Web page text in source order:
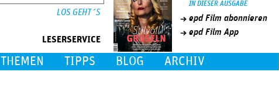
LESERSERVICE
IN DIESER AUSGABE
epd Film abonnieren
epd Film App
THEMEN TIPPS BLOG ARCHIV